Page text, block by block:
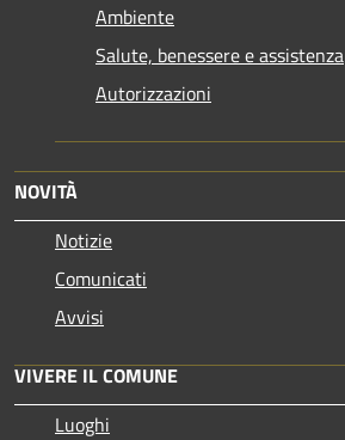
Ambiente
Salute, benessere e assistenza
Autorizzazioni
NOVITÀ
Notizie
Comunicati
Avvisi
VIVERE IL COMUNE
Luoghi